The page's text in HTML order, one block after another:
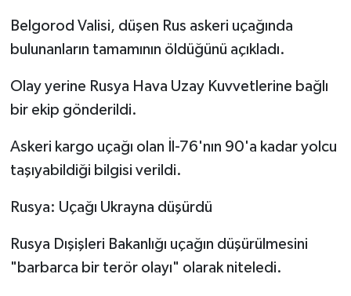
Belgorod Valisi, düşen Rus askeri uçağında
bulunanların tamamının öldüğünü açıkladı.
Olay yerine Rusya Hava Uzay Kuvvetlerine bağlı
bir ekip gönderildi.
Askeri kargo uçağı olan İl-76'nın 90'a kadar yolcu
taşıyabildiği bilgisi verildi.
Rusya: Uçağı Ukrayna düşürdü
Rusya Dışişleri Bakanlığı uçağın düşürülmesini
"barbarca bir terör olayı" olarak niteledi.